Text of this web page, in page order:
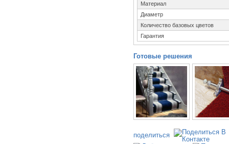
Материал
Диаметр
Количество базовых цветов
Гарантия
Готовые решения
поделиться